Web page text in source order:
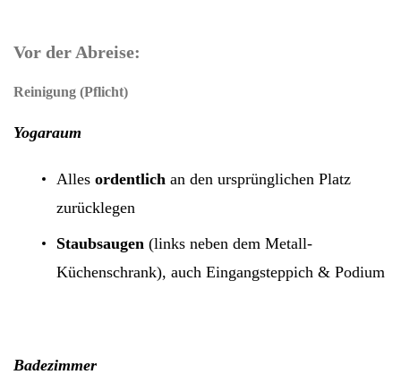
Vor der Abreise:
Reinigung (Pflicht)
Yogaraum
Alles ordentlich an den ursprünglichen Platz
zurücklegen
Staubsaugen (links neben dem Metall-
Küchenschrank), auch Eingangsteppich & Podium
Badezimmer